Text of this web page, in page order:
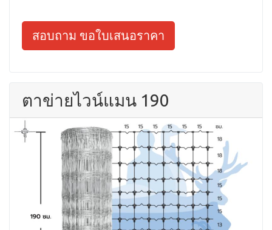
สอบถาม ขอใบเสนอราคา
ตาข่ายไวน์แมน 190